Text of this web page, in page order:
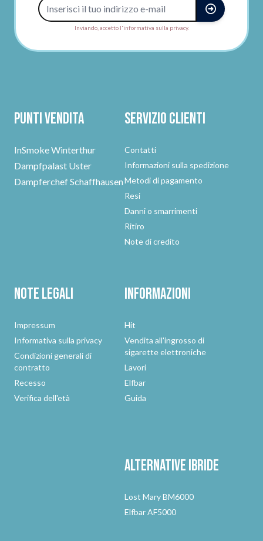
Inviando, accetto l'informativa sulla privacy.
Punti vendita
InSmoke Winterthur
Dampfpalast Uster
Dampferchef Schaffhausen
Servizio clienti
Contatti
Informazioni sulla spedizione
Metodi di pagamento
Resi
Danni o smarrimenti
Ritiro
Note di credito
Note legali
Impressum
Informativa sulla privacy
Condizioni generali di
contratto
Recesso
Verifica dell'età
Informazioni
Hit
Vendita all'ingrosso di
sigarette elettroniche
Lavori
Elfbar
Guida
Alternativeibride
Lost Mary BM6000
Elfbar AF5000